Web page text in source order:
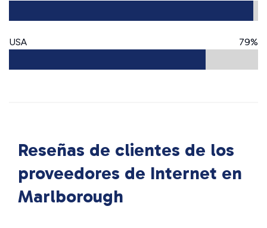
USA 79%
Reseñas de clientes de los
proveedores de Internet en
Marlborough